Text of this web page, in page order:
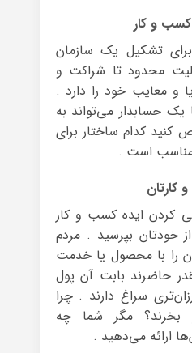
تشکیل یک سازمان
محدود تا شراکت و
و معایب خود را دارد .
یک حسابدار می‌تواند به
کدام ساختار برای
است .
کردن ایده کسب و کار
خودتان بپرسید . مردم
را با محصول یا خدمت
حاضرند بابت آن پول
سراغ دارند . چرا
بخرند؟ مگر شما چه
ارائه می‌دهید .